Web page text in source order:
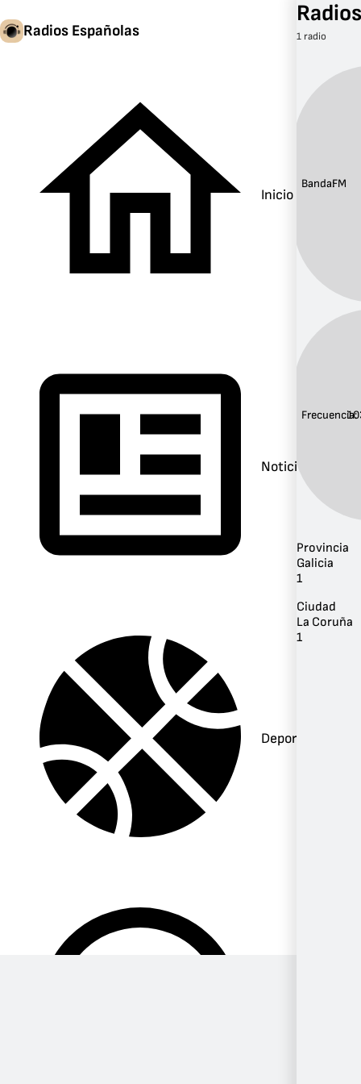
Radios Españolas
Inicio
Noticias
Deportes
1 radio
Banda:FM
Frecuencia:
Provincia
Galicia
1
Ciudad
La Coruña
1